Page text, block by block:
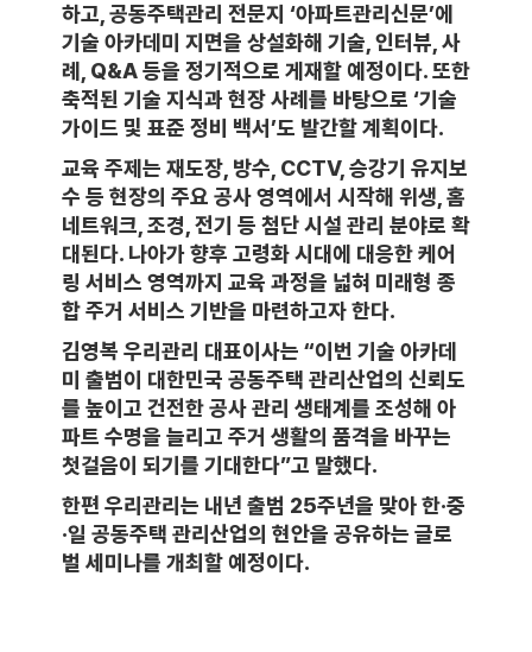
하고, 공동주택관리 전문지 ‘아파트관리신문’에
기술 아카데미 지면을 상설화해 기술, 인터뷰, 사
례, Q&A 등을 정기적으로 게재할 예정이다. 또한
축적된 기술 지식과 현장 사례를 바탕으로 ‘기술
가이드 및 표준 정비 백서’도 발간할 계획이다.
교육 주제는 재도장, 방수, CCTV, 승강기 유지보
수 등 현장의 주요 공사 영역에서 시작해 위생, 홈
네트워크, 조경, 전기 등 첨단 시설 관리 분야로 확
대된다. 나아가 향후 고령화 시대에 대응한 케어
링 서비스 영역까지 교육 과정을 넓혀 미래형 종
합 주거 서비스 기반을 마련하고자 한다.
김영복 우리관리 대표이사는 “이번 기술 아카데
미 출범이 대한민국 공동주택 관리산업의 신뢰도
를 높이고 건전한 공사 관리 생태계를 조성해 아
파트 수명을 늘리고 주거 생활의 품격을 바꾸는
첫걸음이 되기를 기대한다”고 말했다.
한편 우리관리는 내년 출범 25주년을 맞아 한·중
·일 공동주택 관리산업의 현안을 공유하는 글로
벌 세미나를 개최할 예정이다.